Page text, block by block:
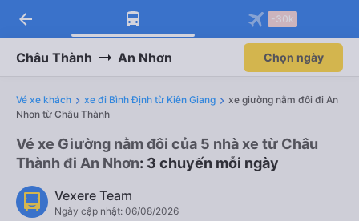
Tải app Vexere ngay!
Nhận ưu đãi thành viên độc
Mở app
Tải app Vexere
-30k/ghế khi đặt vé máy bay qua
Mở app
arrow_back -30k
Châu Thành An Nhơn Chọn ngày
Vé xe khách xe đi Bình Định từ Kiên Giang
xe giường nằm đôi đi An
Nhơn từ Châu Thành
Vé xe Giường nằm đôi của 5 nhà xe từ Châu
Thành đi An Nhơn: 3 chuyến mỗi ngày
Vexere Team
Ngày cập nhật: 06/08/2026